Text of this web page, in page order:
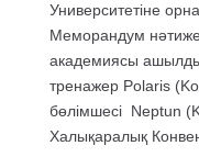
Университетіне
Меморандум
академиясы
тренажер Polaris
бөлімшесі Neptun
Халықаралық